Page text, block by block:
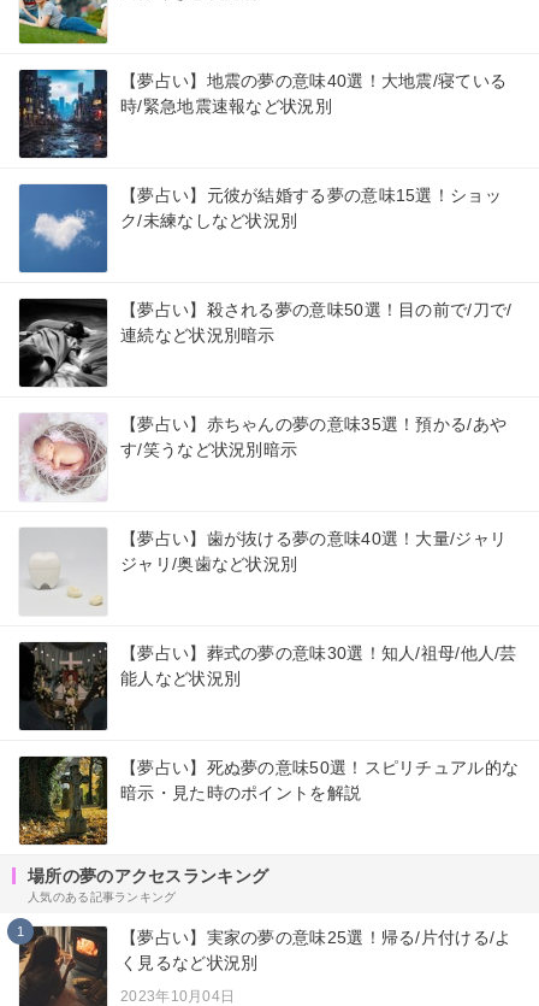
【夢占い】地震の夢の意味40選！大地震/寝ている
時/緊急地震速報など状況別
【夢占い】元彼が結婚する夢の意味15選！ショッ
ク/未練なしなど状況別
【夢占い】殺される夢の意味50選！目の前で/刀で/
連続など状況別暗示
【夢占い】赤ちゃんの夢の意味35選！預かる/あや
す/笑うなど状況別暗示
【夢占い】歯が抜ける夢の意味40選！大量/ジャリ
ジャリ/奥歯など状況別
【夢占い】葬式の夢の意味30選！知人/祖母/他人/芸
能人など状況別
【夢占い】死ぬ夢の意味50選！スピリチュアル的な
暗示・見た時のポイントを解説
場所の夢のアクセスランキング
人気のある記事ランキング
1
【夢占い】実家の夢の意味25選！帰る/片付ける/よ
く見るなど状況別
2023年10月04日